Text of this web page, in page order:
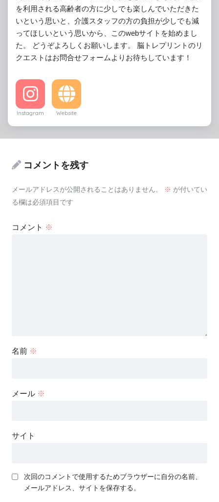
を利用される高齢者の方に少しでも楽しんでいただきた
いという思いと、介護スタッフの方の負担が少しでも減
ってほしいという思いから、このwebサイトを始めまし
た。 どうぞよろしくお願いします。 脳トレプリントのリ
クエストはお問合せフォームよりお待ちしています！
Instagram Website
コメントを残す
メールアドレスが公開されることはありません。 ※ が付いてい
る欄は必須項目です
コメント ※
名前 ※
メール ※
サイト
次回のコメントで使用するためブラウザーに自分の名前、
メールアドレス、サイトを保存する。